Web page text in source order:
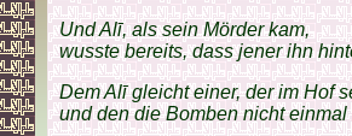
Und Alī, als sein Mörder kam,
wusste bereits, dass jener ihn
Dem Alī gleicht einer, der im Hof
und den die Bomben nicht